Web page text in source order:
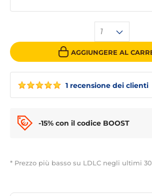
1 recensione dei clienti
1
AGGIUNGERE AL
* Prezzo più basso su LDLC negli ultimi
-15% con il codice BOOST